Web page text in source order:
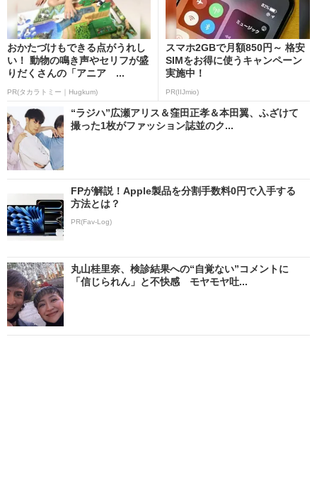
おかたづけもできる点がうれし
い！ 動物の鳴き声やセリフが盛
りだくさんの「アニア ...
PR(タカラトミー｜Hugkum)
スマホ2GBで月額850円～ 格安
SIMをお得に使うキャンペーン
実施中！
PR(IIJmio)
“ラジハ”広瀬アリス＆窪田正孝＆本田翼、ふざけて
撮った1枚がファッション誌並のク...
FPが解説！Apple製品を分割手数料0円で入手する
方法とは？
PR(Fav-Log)
丸山桂里奈、検診結果への“自覚ない”コメントに
「信じられん」と不快感 モヤモヤ吐...